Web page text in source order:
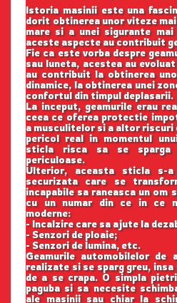
Istoria masinii este una
dorit obtinerea unor viteze
mare si a unei sigurante
aceste aspecte au contribuit
Fie ca este vorba despre
sau luneta, acestea au
au contribuit la obtinerea
dinamice, la obtinerea unei
confortul din timpul deplasarii.
La inceput, geamurile erau
ceea ce oferea protectie
a musculitelor si a altor riscuri
pericol real in momentul
sticla risca sa se
periculoase.
Ulterior, aceasta sticla s-
securizata care se
incapabile sa raneasca un om
cu un numar din ce in ce
moderne:
- Incalzire care sa ajute la
- Senzori de ploaie;
- Senzori de lumina, etc.
Geamurile automobilelor
realizate si se sparg greu,
de a se crapa. O simpla
paguba si sa necesite
ale masinii sau chiar la